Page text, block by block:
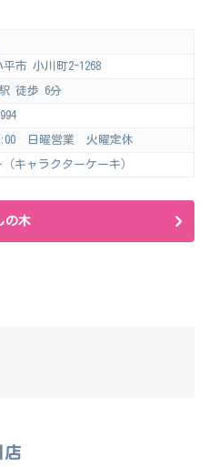
市 小川町2-1268
徒歩 6分
日曜営業 火曜定休
キャラクターケーキ）
の木
店